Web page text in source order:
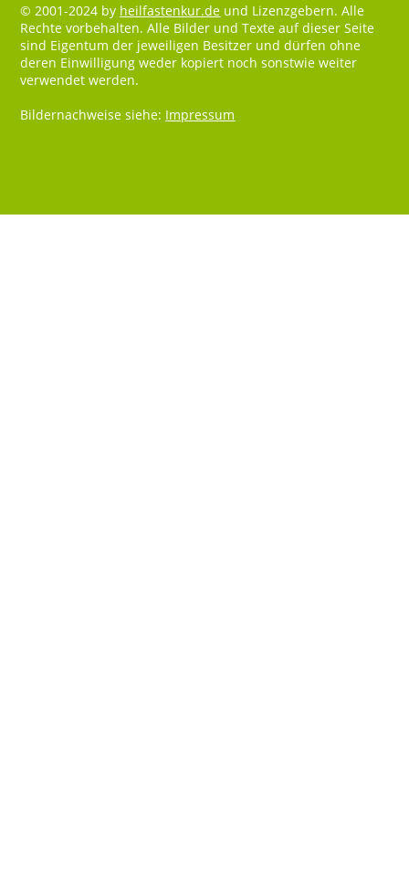
© 2001-2024 by heilfastenkur.de und Lizenzgebern. Alle
Rechte vorbehalten. Alle Bilder und Texte auf dieser Seite
sind Eigentum der jeweiligen Besitzer und dürfen ohne
deren Einwilligung weder kopiert noch sonstwie weiter
verwendet werden.
Bildernachweise siehe: Impressum